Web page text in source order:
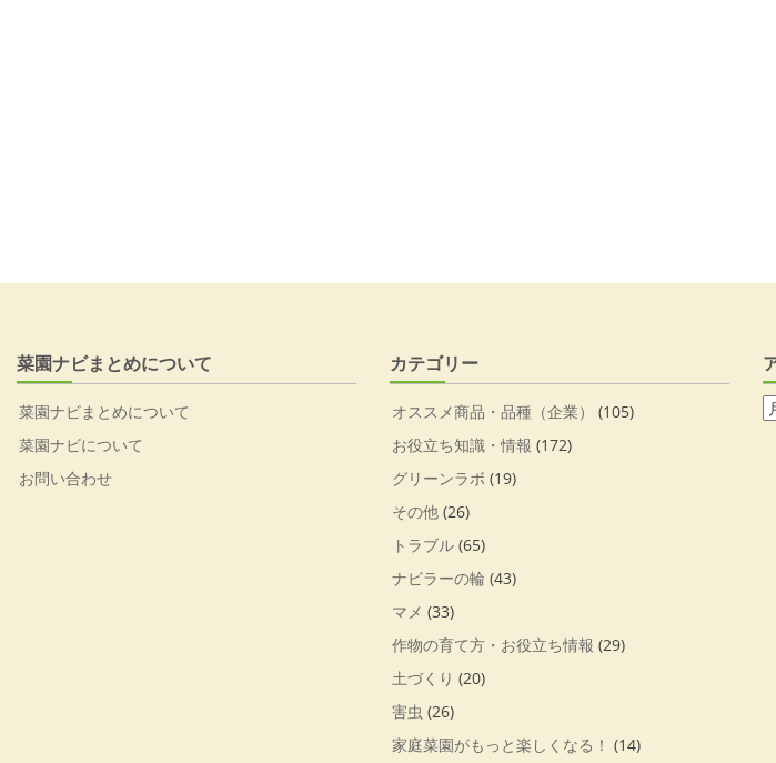
菜園ナビまとめについて
菜園ナビまとめについて
菜園ナビについて
お問い合わせ
カテゴリー
オススメ商品・品種（企業）
(105)
お役立ち知識・情報 (172)
グリーンラボ (19)
その他 (26)
トラブル (65)
ナビラーの輪 (43)
マメ (33)
作物の育て方・お役立ち情報 (29)
土づくり (20)
害虫 (26)
家庭菜園がもっと楽しくなる！ (14)